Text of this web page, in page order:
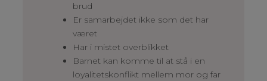
brud
Er samarbejdet ikke som det har
været
Har i mistet overblikket
Barnet kan komme til at stå i en
loyalitetskonflikt mellem mor og far